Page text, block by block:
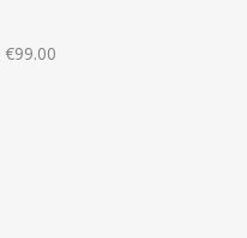
€99.00